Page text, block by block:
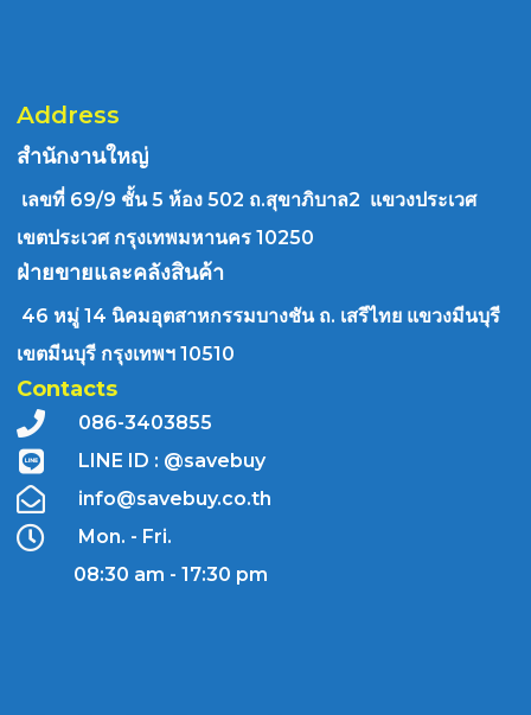
Address
สำนักงานใหญ่
เลขที่ 69/9 ชั้น 5 ห้อง 502 ถ.สุขาภิบาล2 แขวงประเวศ
เขตประเวศ กรุงเทพมหานคร 10250
ฝ่ายขายและคลังสินค้า
46 หมู่ 14 นิคมอุตสาหกรรมบางชัน ถ. เสรีไทย แขวงมีนบุรี
เขตมีนบุรี กรุงเทพฯ 10510
Contacts
086-3403855
LINE ID : @savebuy
info@savebuy.co.th
Mon. - Fri.
08:30 am - 17:30 pm